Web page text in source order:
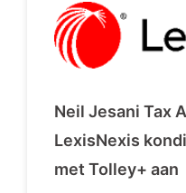
Neil Jesani Tax
LexisNexis
met Tolley+ aan